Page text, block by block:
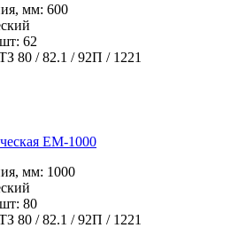
мм: 600
62
80 / 82.1 / 92П / 1221
ЕМ-1000
мм: 1000
80
80 / 82.1 / 92П / 1221